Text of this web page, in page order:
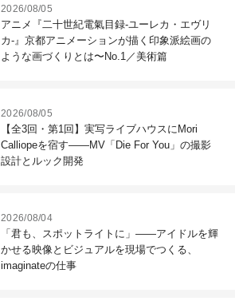
2026/08/05
アニメ『二十世紀電氣目録-ユーレカ・エヴリ
カ-』京都アニメーションが描く印象派絵画の
ような画づくりとは〜No.1／美術篇
2026/08/05
【全3回・第1回】実写ライブハウスにMori
Calliopeを宿す――MV「Die For You」の撮影
設計とルック開発
2026/08/04
「君も、スポットライトに」――アイドルを輝
かせる映像とビジュアルを現場でつくる、
imaginateの仕事